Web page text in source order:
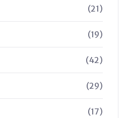
(21)
(19)
(42)
(29)
(17)